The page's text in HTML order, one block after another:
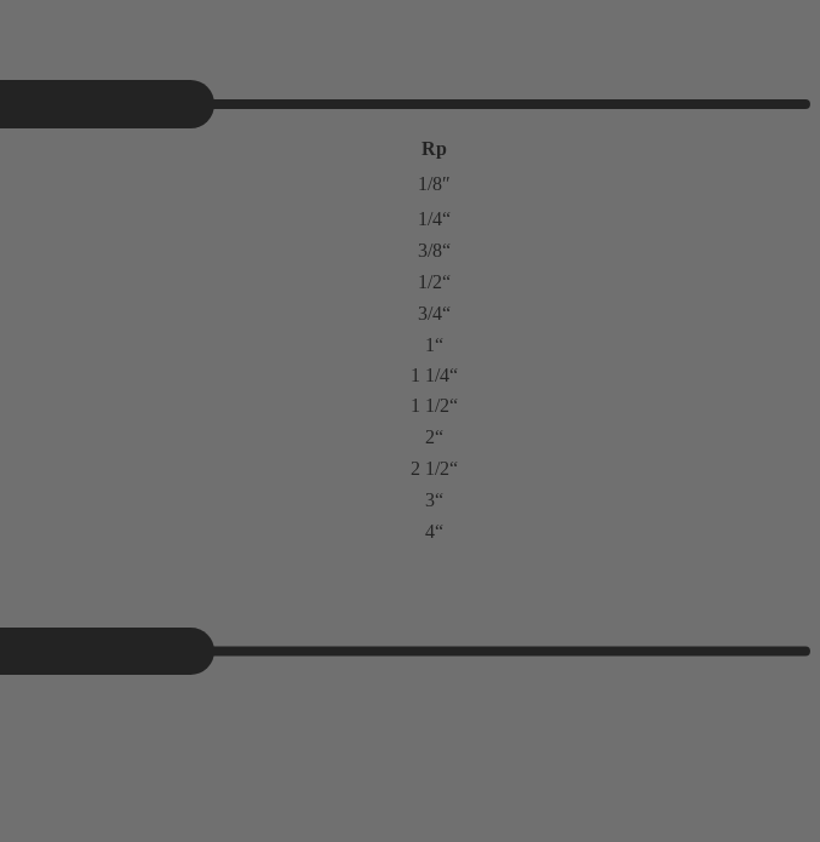
Rp
1/8″
1/4“
3/8“
1/2“
3/4“
1“
1 1/4“
1 1/2“
2“
2 1/2“
3“
4“